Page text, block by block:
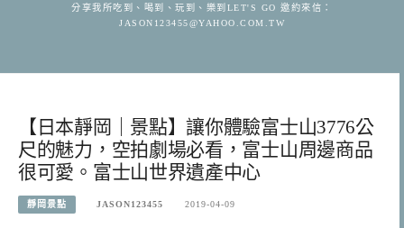
分享我所吃到、喝到、玩到、樂到LET'S GO 邀約來信：
JASON123455@YAHOO.COM.TW
【日本靜岡｜景點】讓你體驗富士山3776公
尺的魅力，空拍劇場必看，富士山周邊商品
很可愛。富士山世界遺產中心
靜岡景點 JASON123455 2019-04-09